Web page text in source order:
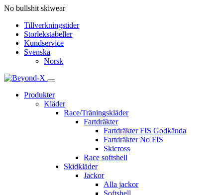
No bullshit skiwear
Tillverkningstider
Storlekstabeller
Kundservice
Svenska
Norsk
Produkter
Kläder
Race/Träningskläder
Fartdräkter
Fartdräkter FIS Godkända
Fartdräkter No FIS
Skicross
Race softshell
Skidkläder
Jackor
Alla jackor
Softshell